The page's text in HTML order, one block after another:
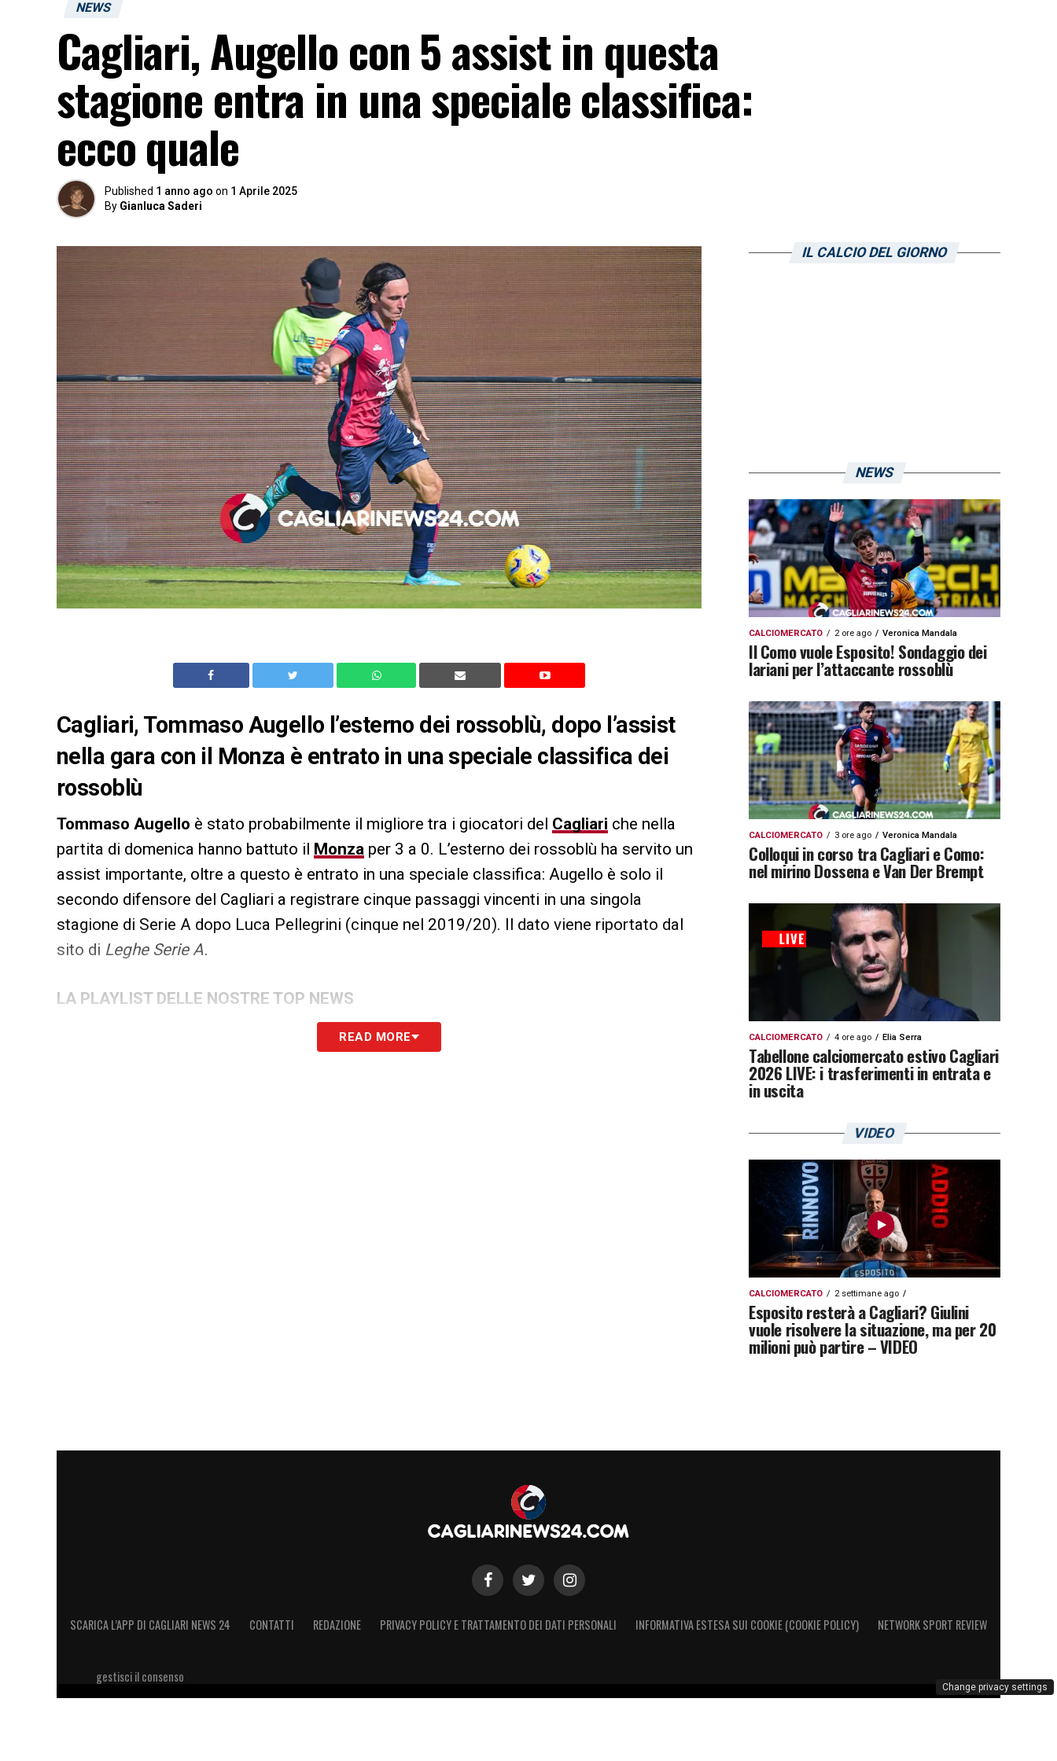
NEWS
Cagliari, Augello con 5 assist in questa
stagione entra in una speciale classifica:
ecco quale
Published 1 anno ago on 1 Aprile 2025
By Gianluca Saderi
Cagliari, Tommaso Augello l’esterno dei rossoblù, dopo l’assist
nella gara con il Monza è entrato in una speciale classifica dei
rossoblù
Tommaso Augello è stato probabilmente il migliore tra i giocatori del Cagliari che nella
partita di domenica hanno battuto il Monza per 3 a 0. L’esterno dei rossoblù ha servito un
assist importante, oltre a questo è entrato in una speciale classifica: Augello è solo il
secondo difensore del Cagliari a registrare cinque passaggi vincenti in una singola
stagione di Serie A dopo Luca Pellegrini (cinque nel 2019/20). Il dato viene riportato dal
sito di Leghe Serie A.
LA PLAYLIST DELLE NOSTRE TOP NEWS
READ MORE
IL CALCIO DEL GIORNO
NEWS
CALCIOMERCATO 2 ore ago Veronica Mandala
Il Como vuole Esposito! Sondaggio dei
lariani per l’attaccante rossoblù
CALCIOMERCATO 3 ore ago Veronica Mandala
Colloqui in corso tra Cagliari e Como:
nel mirino Dossena e Van Der Brempt
CALCIOMERCATO 4 ore ago Elia Serra
Tabellone calciomercato estivo Cagliari
2026 LIVE: i trasferimenti in entrata e
in uscita
VIDEO
CALCIOMERCATO 2 settimane ago
Esposito resterà a Cagliari? Giulini
vuole risolvere la situazione, ma per 20
milioni può partire – VIDEO
SCARICA L’APP DI CAGLIARI NEWS 24 CONTATTI REDAZIONE PRIVACY POLICY E TRATTAMENTO DEI DATI PERSONALI INFORMATIVA ESTESA SUI COOKIE (COOKIE POLICY) NETWORK SPORT REVIEW
gestisci il consenso
Change privacy settings